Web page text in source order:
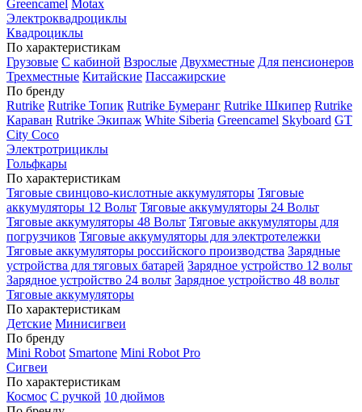
Greencamel Motax
Электроквадроциклы
Квадроциклы
По характеристикам
Грузовые С кабиной Взрослые Двухместные Для пенсионеров
Трехместные Китайские Пассажирские
По бренду
Rutrike Rutrike Топик Rutrike Бумеранг Rutrike Шкипер Rutrike
Караван Rutrike Экипаж White Siberia Greencamel Skyboard GT
City Coco
Электротрициклы
Гольфкары
По характеристикам
Тяговые свинцово-кислотные аккумуляторы Тяговые
аккумуляторы 12 Вольт Тяговые аккумуляторы 24 Вольт
Тяговые аккумуляторы 48 Вольт Тяговые аккумуляторы для
погрузчиков Тяговые аккумуляторы для электротележки
Тяговые аккумуляторы российского производства Зарядные
устройства для тяговых батарей Зарядное устройство 12 вольт
Зарядное устройство 24 вольт Зарядное устройство 48 вольт
Тяговые аккумуляторы
По характеристикам
Детские Минисигвеи
По бренду
Mini Robot Smartone Mini Robot Pro
Сигвеи
По характеристикам
Космос С ручкой 10 дюймов